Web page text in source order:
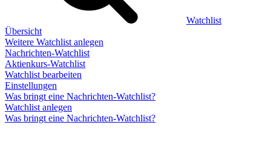
Watchlist
Übersicht
Weitere Watchlist anlegen
Nachrichten-Watchlist
Aktienkurs-Watchlist
Watchlist bearbeiten
Einstellungen
Was bringt eine Nachrichten-Watchlist?
Watchlist anlegen
Was bringt eine Nachrichten-Watchlist?